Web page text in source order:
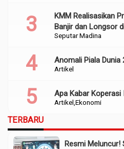
Seputar Madina
KMM Realisasikan
Banjir dan Longsor
Artikel
Anomali Piala Dunia
Artikel Ekonomi
Apa Kabar Koperasi
TERBARU
Resmi Meluncur!